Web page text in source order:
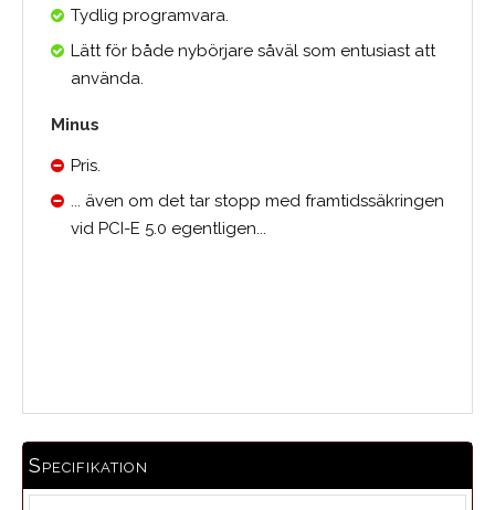
Tydlig programvara.
Lätt för både nybörjare såväl som entusiast att
använda.
Minus
Pris.
... även om det tar stopp med framtidssäkringen
vid PCI-E 5.0 egentligen...
Specifikation